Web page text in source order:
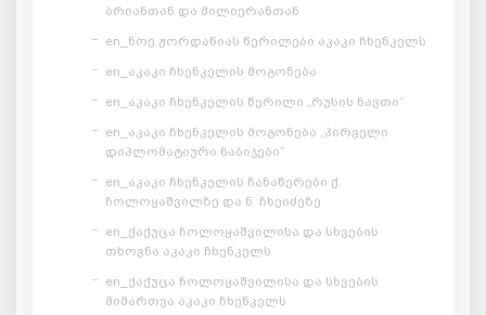
ბრიანთან და მილიერანთან
en_ნოე ჟორდანიას წერილები აკაკი ჩხენკელს
en_აკაკი ჩხენკელის მოგონება
en_აკაკი ჩხენკელის წერილი „რუსის ნავთი“
en_აკაკი ჩხენკელის მოგონება „პირველი
დიპლომატიური ნაბიჯები“
en_აკაკი ჩხენკელის ჩანაწერები ქ.
ჩოლოყაშვილზე და ნ. ჩხეიძეზე
en_ქაქუცა ჩოლოყაშვილისა და სხვების
თხოვნა აკაკი ჩხენკელს
en_ქაქუცა ჩოლოყაშვილისა და სხვების
მიმართვა აკაკი ჩხენკელს